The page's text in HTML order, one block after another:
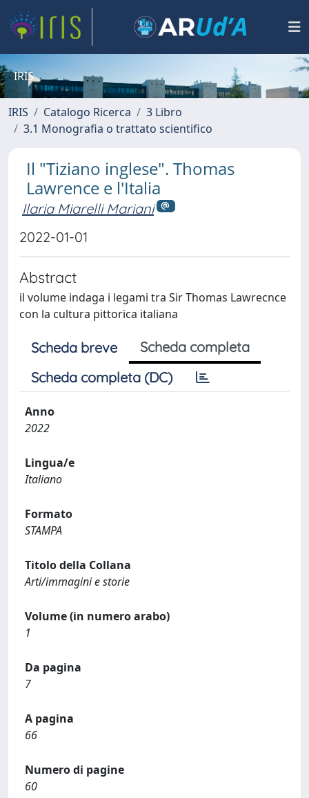
IRIS
IRIS Catalogo Ricerca
3 Libro
3.1 Monografia o trattato scientifico
Il "Tiziano inglese". Thomas
Lawrence e l'Italia
Ilaria Miarelli Mariani
2022-01-01
Abstract
il volume indaga i legami tra Sir Thomas Lawrecnce
con la cultura pittorica italiana
Scheda breve
Scheda completa
Scheda completa (DC)
Anno
2022
Lingua/e
Italiano
Formato
STAMPA
Titolo della Collana
Arti/immagini e storie
Volume (in numero arabo)
1
Da pagina
7
A pagina
66
Numero di pagine
60